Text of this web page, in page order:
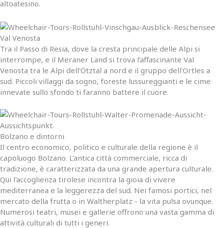
altoatesino.
Val Venosta
Tra il Passo di Resia, dove la cresta principale delle Alpi si
interrompe, e il Meraner Land si trova l'affascinante Val
Venosta tra le Alpi dell'Ötztal a nord e il gruppo dell'Ortles a
sud. Piccoli villaggi da sogno, foreste lussureggianti e le cime
innevate sullo sfondo ti faranno battere il cuore.
Bolzano e dintorni
Il centro economico, politico e culturale della regione è il
capoluogo Bolzano. L'antica città commerciale, ricca di
tradizione, è caratterizzata da una grande apertura culturale.
Qui l'accoglienza tirolese incontra la gioia di vivere
mediterranea e la leggerezza del sud. Nei famosi portici, nel
mercato della frutta o in Waltherplatz - la vita pulsa ovunque.
Numerosi teatri, musei e gallerie offrono una vasta gamma di
attività culturali di tutti i generi.